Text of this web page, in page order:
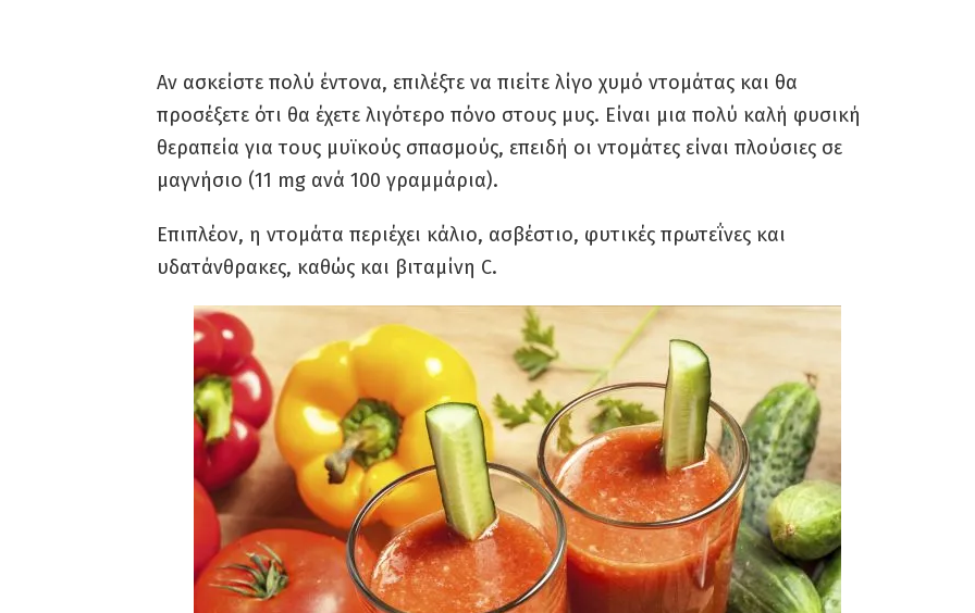
Αν ασκείστε πολύ έντονα, επιλέξτε να πιείτε λίγο χυμό ντομάτας και θα
προσέξετε ότι θα έχετε λιγότερο πόνο στους μυς. Είναι μια πολύ καλή φυσική
θεραπεία για τους μυϊκούς σπασμούς, επειδή οι ντομάτες είναι πλούσιες σε
μαγνήσιο (11 mg ανά 100 γραμμάρια).
Επιπλέον, η ντομάτα περιέχει κάλιο, ασβέστιο, φυτικές πρωτεΐνες και
υδατάνθρακες, καθώς και βιταμίνη C.